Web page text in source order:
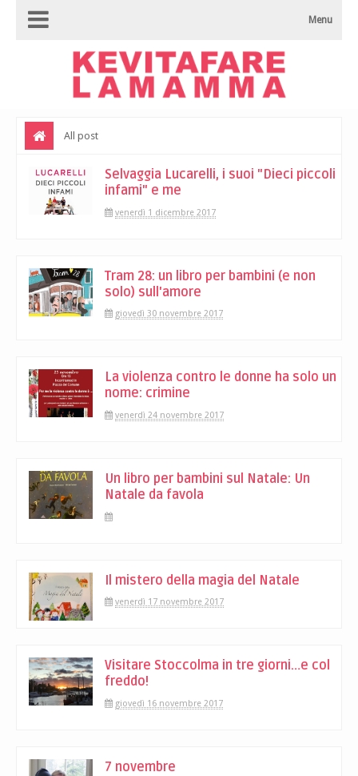
Menu
All post
Selvaggia Lucarelli, i suoi "Dieci piccoli
infami" e me
venerdì 1 dicembre 2017
Tram 28: un libro per bambini (e non
solo) sull'amore
giovedì 30 novembre 2017
La violenza contro le donne ha solo un
nome: crimine
venerdì 24 novembre 2017
Un libro per bambini sul Natale: Un
Natale da favola
Il mistero della magia del Natale
venerdì 17 novembre 2017
Visitare Stoccolma in tre giorni…e col
freddo!
giovedì 16 novembre 2017
7 novembre